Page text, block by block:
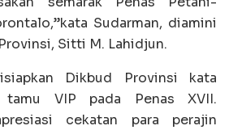
Sudarman, diamini
Sitti M. Lahidjun.
Dikbud Provinsi kata
tamu VIP pada Penas XVII.
cekatan para perajin